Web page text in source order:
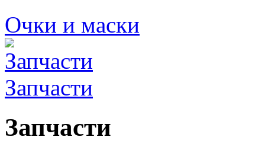
Очки и маски
Запчасти
Запчасти